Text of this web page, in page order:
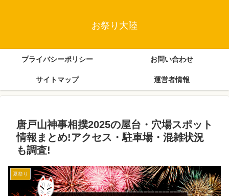
お祭り大陸
プライバシーポリシー お問い合わせ
サイトマップ 運営者情報
唐戸山神事相撲2025の屋台・穴場スポット
情報まとめ!アクセス・駐車場・混雑状況
も調査!
夏祭り